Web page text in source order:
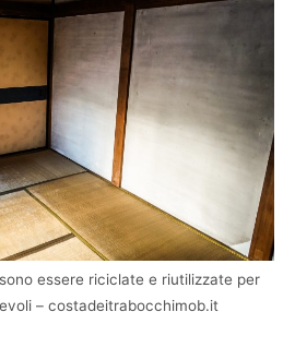
essere riciclate e riutilizzate per
– costadeitrabocchimob.it